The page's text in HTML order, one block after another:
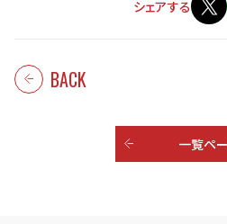
シェアする
BACK
一覧ペ